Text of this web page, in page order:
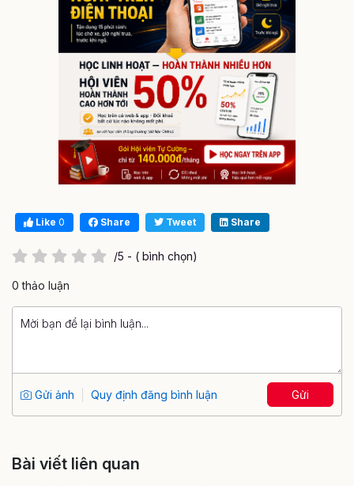
Like 0 Share Tweet Share
/5 - ( bình chọn)
0 thảo luận
Gửi ảnh Quy định đăng bình luận Gửi
Bài viết liên quan